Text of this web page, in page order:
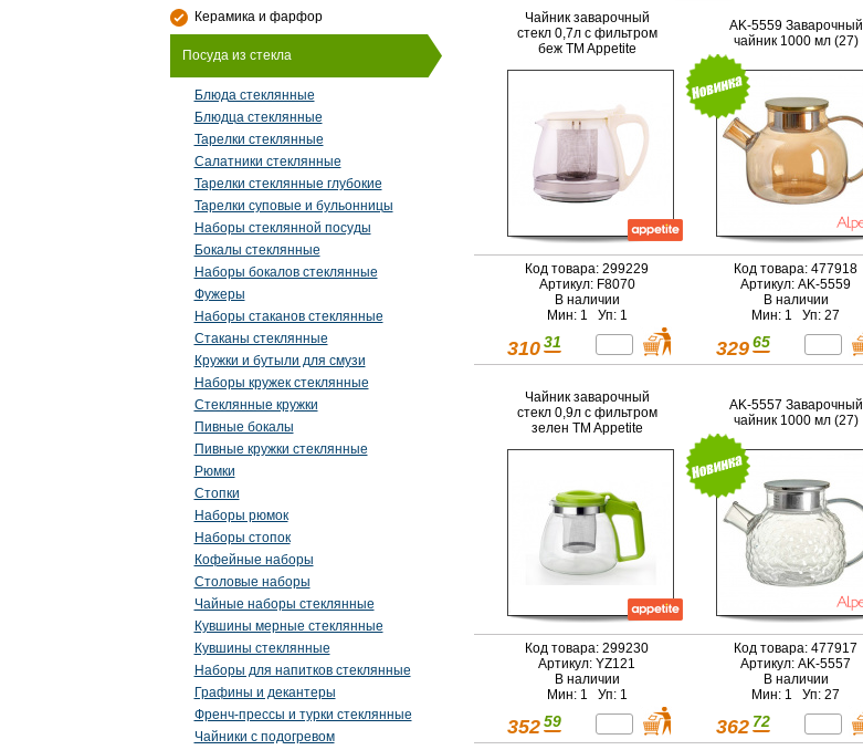
Керамика и фарфор
Посуда из стекла
Блюда стеклянные
Блюдца стеклянные
Тарелки стеклянные
Салатники стеклянные
Тарелки стеклянные глубокие
Тарелки суповые и бульонницы
Наборы стеклянной посуды
Бокалы стеклянные
Наборы бокалов стеклянные
Фужеры
Наборы стаканов стеклянные
Стаканы стеклянные
Кружки и бутыли для смузи
Наборы кружек стеклянные
Стеклянные кружки
Пивные бокалы
Пивные кружки стеклянные
Рюмки
Стопки
Наборы рюмок
Наборы стопок
Кофейные наборы
Столовые наборы
Чайные наборы стеклянные
Кувшины мерные стеклянные
Кувшины стеклянные
Наборы для напитков стеклянные
Графины и декантеры
Френч-прессы и турки стеклянные
Чайники с подогревом
Чайник заварочный
стекл 0,7л с фильтром
беж TM Appetite
Код товара: 299229
Артикул: F8070
В наличии
Мин: 1 Уп: 1
310 31
AK-5559 Заварочный
чайник 1000 мл (27)
Код товара: 477918
Артикул: AK-5559
В наличии
Мин: 1 Уп: 27
329 65
Чайник заварочный
стекл 0,9л с фильтром
зелен TM Appetite
Код товара: 299230
Артикул: YZ121
В наличии
Мин: 1 Уп: 1
352 59
AK-5557 Заварочный
чайник 1000 мл (27)
Код товара: 477917
Артикул: AK-5557
В наличии
Мин: 1 Уп: 27
362 72